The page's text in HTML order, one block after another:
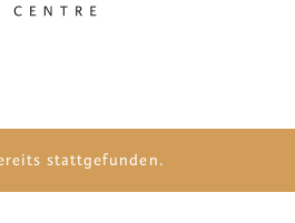
stattgefunden.